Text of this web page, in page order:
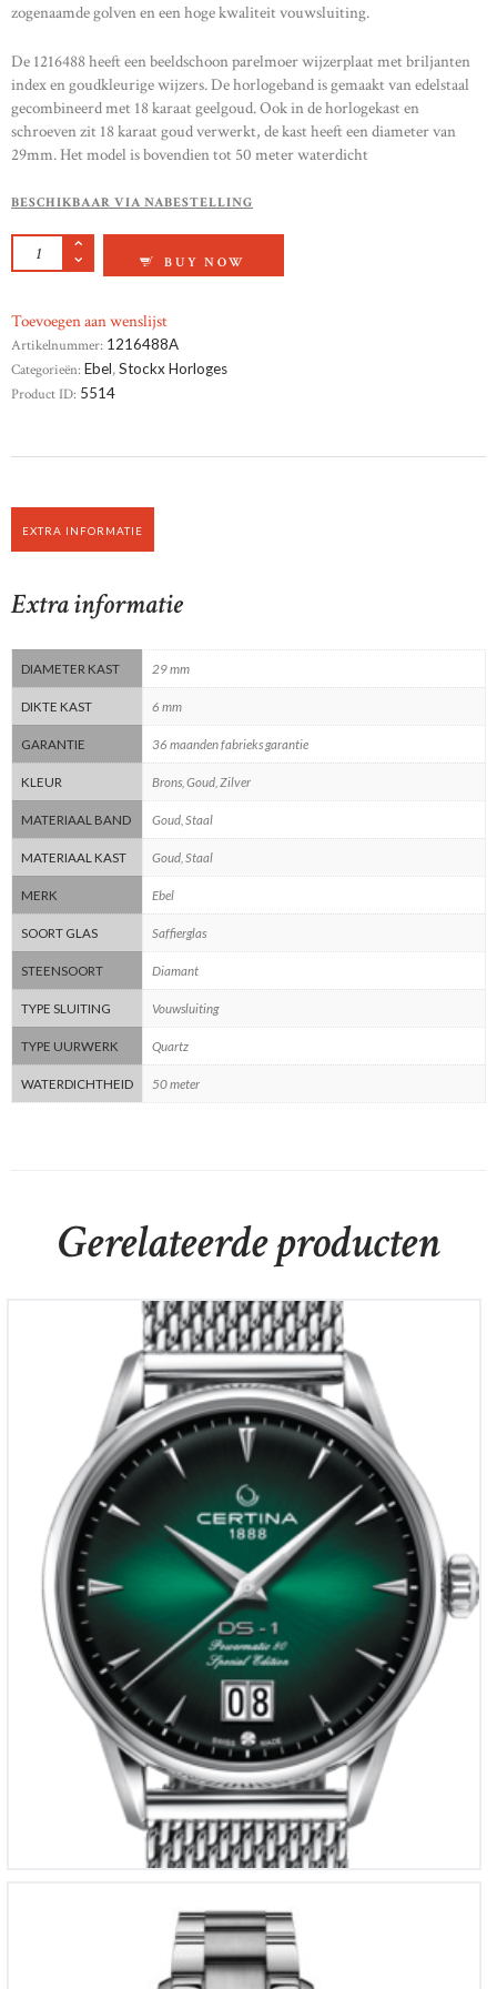
zogenaamde golven en een hoge kwaliteit vouwsluiting.
De 1216488 heeft een beeldschoon parelmoer wijzerplaat met briljanten
index en goudkleurige wijzers. De horlogeband is gemaakt van edelstaal
gecombineerd met 18 karaat geelgoud. Ook in de horlogekast en
schroeven zit 18 karaat goud verwerkt, de kast heeft een diameter van
29mm. Het model is bovendien tot 50 meter waterdicht
BESCHIKBAAR VIA NABESTELLING
EBEL SPORT CLASSIC LADIES AANTAL
BUY NOW
Toevoegen aan wenslijst
Artikelnummer: 1216488A
Categorieën: Ebel,Stockx Horloges
Product ID: 5514
EXTRA INFORMATIE
Extra informatie
DIAMETER KAST 29 mm
DIKTE KAST 6 mm
GARANTIE 36 maanden fabrieks garantie
KLEUR Brons, Goud, Zilver
MATERIAAL BAND Goud, Staal
MATERIAAL KAST Goud, Staal
MERK Ebel
SOORT GLAS Saffierglas
STEENSOORT Diamant
TYPE SLUITING Vouwsluiting
TYPE UURWERK Quartz
WATERDICHTHEID 50 meter
Gerelateerde producten
Certina DS-1 Big Date Powermatic 80
€1,085
TISSOT GENT XL CLASSIC
€325